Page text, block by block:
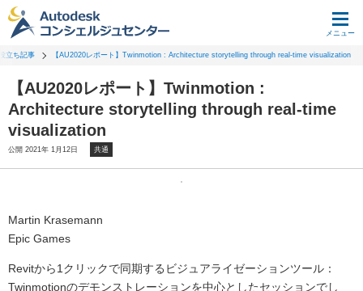
メニュー
立ち記事 【AU2020レポート】Twinmotion : Architecture storytelling through real-time visualization
【AU2020レポート】Twinmotion :
Architecture storytelling through real-time
visualization
公開 2021年 1月12日 共通
Martin Krasemann
Epic Games
Revitから1クリックで同期するビジュアライゼーションツール：
Twinmotionのデモンストレーションを中心としたセッションでし